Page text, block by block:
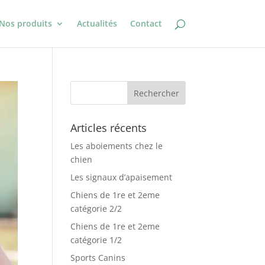
produits Actualités Contact
Articles récents
Les aboiements chez le
chien
Les signaux d’apaisement
Chiens de 1re et 2eme
catégorie 2/2
Chiens de 1re et 2eme
catégorie 1/2
Sports Canins